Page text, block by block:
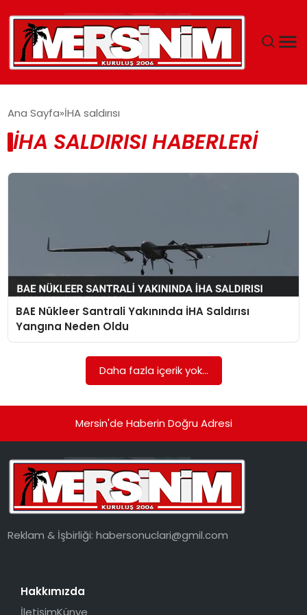
YAŞAM
GÜNCEL
EĞITIM
SPOR
EKONOMI
Ana Sayfa İHA saldırısı
İHA SALDIRISI HABERLERI
BAE Nükleer Santrali Yakınında İHA Saldırısı
Yangına Neden Oldu
Daha fazla içerik yok...
Mersin'de Haberin Doğru Adresi
Reklam & İşbirliği:habersonuclari@gmil.com
Hakkımızda
İletişimKünye